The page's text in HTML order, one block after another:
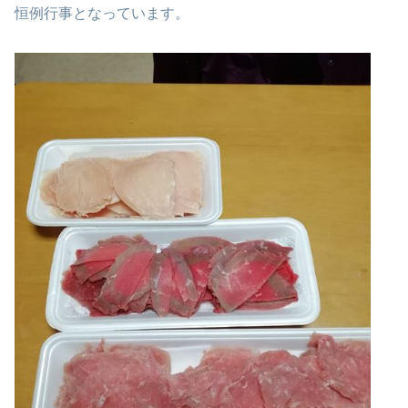
恒例行事となっています。